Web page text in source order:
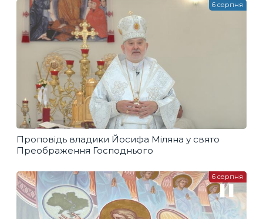
Проповідь владики Йосифа Міляна у свято
Преображення Господнього
6 серпня
6 серпня